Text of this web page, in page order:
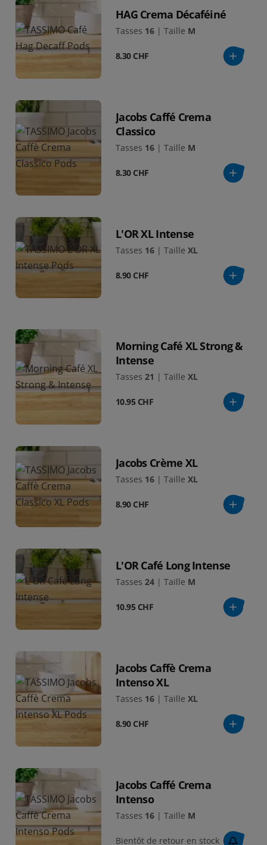
HAG Crema Décaféiné
Tasses 16 | Taille M
8.30 CHF
Jacobs Caffé Crema
Classico
Tasses 16 | Taille M
8.30 CHF
L'OR XL Intense
Tasses 16 | Taille XL
8.90 CHF
Morning Café XL Strong &
Intense
Tasses 21 | Taille XL
10.95 CHF
Jacobs Crème XL
Tasses 16 | Taille XL
8.90 CHF
L'OR Café Long Intense
Tasses 24 | Taille M
10.95 CHF
Jacobs Caffè Crema
Intenso XL
Tasses 16 | Taille XL
8.90 CHF
Jacobs Caffé Crema
Intenso
Tasses 16 | Taille M
Bientôt de retour en stock